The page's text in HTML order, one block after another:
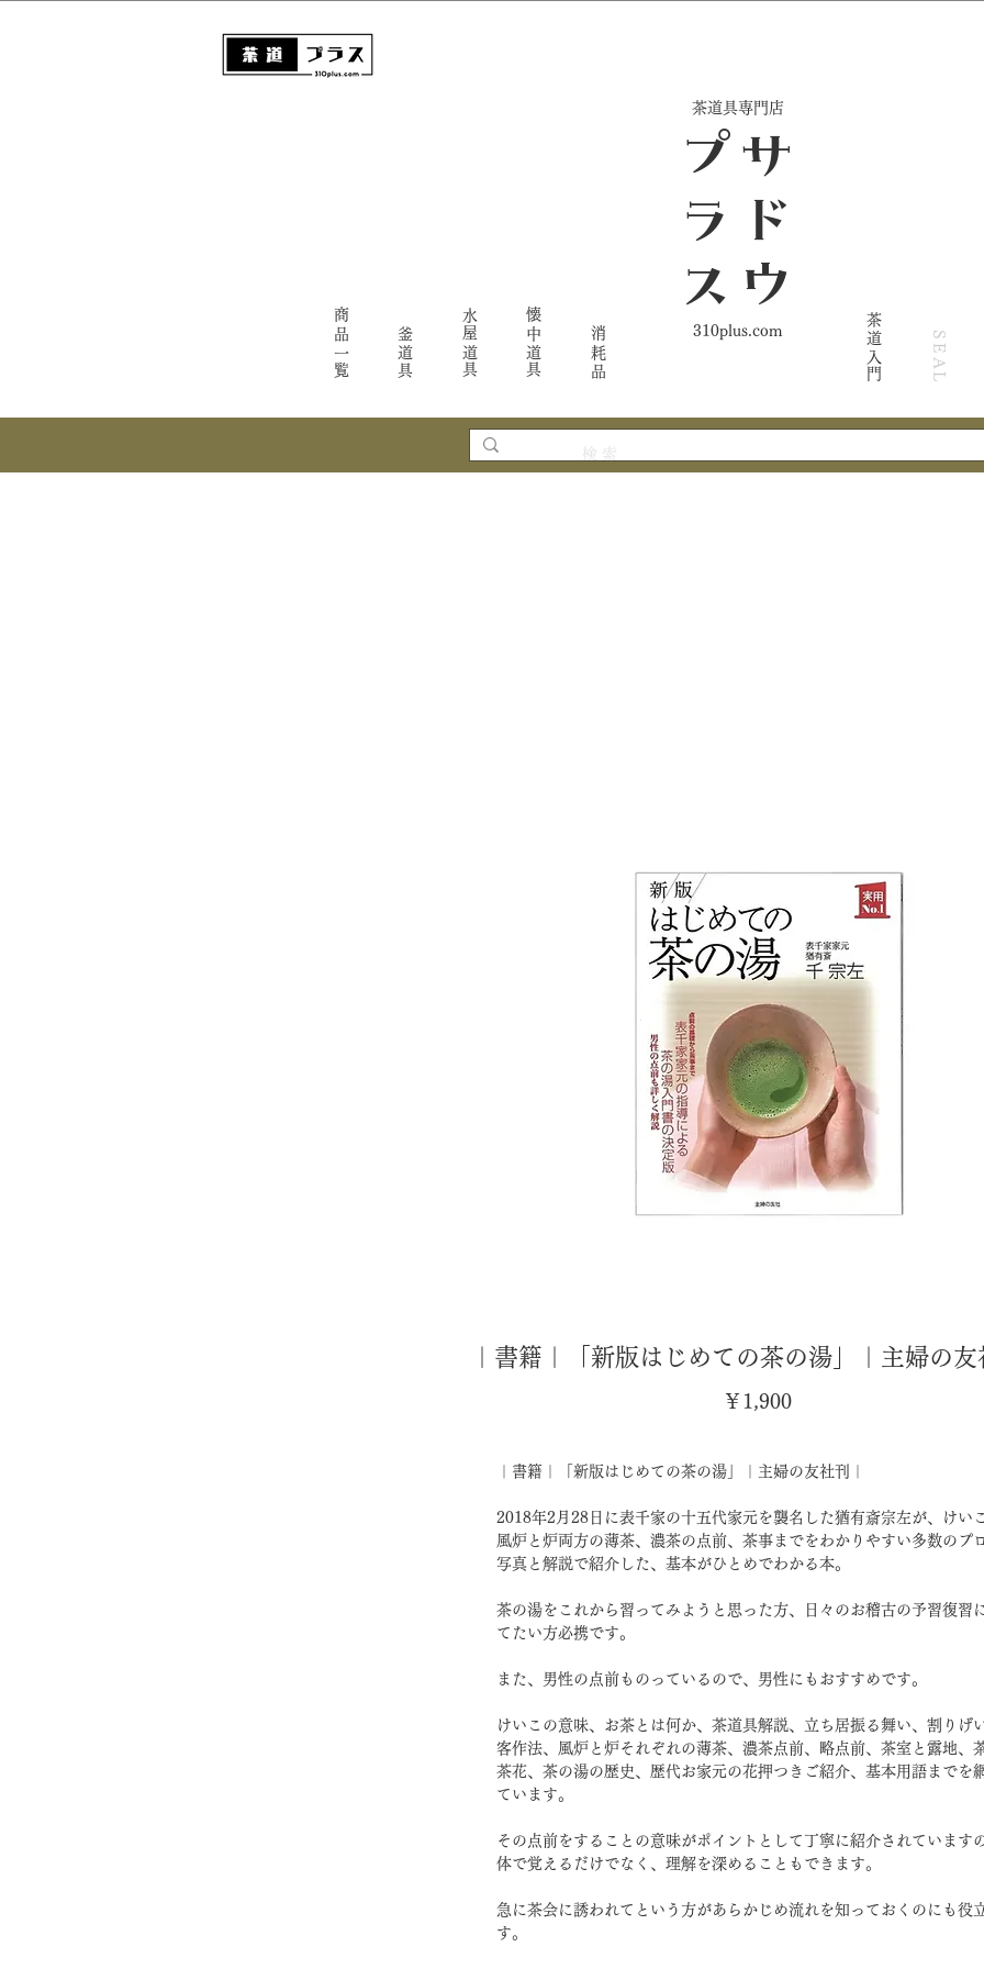
​茶道具専門店
商品一覧 釜道具 水屋道具 懐中道具 消耗品
サ
ド
ウ
プ
ラ
ス
310plus.com 茶道入門 SEAL
｜書籍｜「新版はじめての茶の湯」｜主婦の
￥1,900価
｜書籍｜「新版はじめての茶の湯」｜主婦の友社刊｜
2018年2月28日に表千家の十五代家元を襲名した猶有斎宗左が、けい
風炉と炉両方の薄茶、濃茶の点前、茶事までをわかりやすい多数のプ
写真と解説で紹介した、基本がひとめでわかる本。
茶の湯をこれから習ってみようと思った方、日々のお稽古の予習復習
てたい方必携です。
また、男性の点前ものっているので、男性にもおすすめです。
けいこの意味、お茶とは何か、茶道具解説、立ち居振る舞い、割りげ
客作法、風炉と炉それぞれの薄茶、濃茶点前、略点前、茶室と露地、
茶花、茶の湯の歴史、歴代お家元の花押つきご紹介、基本用語までを
ています。
その点前をすることの意味がポイントとして丁寧に紹介されています
体で覚えるだけでなく、理解を深めることもできます。
急に茶会に誘われてという方があらかじめ流れを知っておくのにも役
す。